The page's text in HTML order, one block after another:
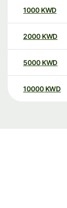
1000 KWD
2000 KWD
5000 KWD
10000 KWD